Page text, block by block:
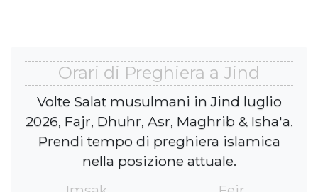
Orari di Preghiera a Jind
Volte Salat musulmani in Jind luglio
2026, Fajr, Dhuhr, Asr, Maghrib & Isha'a.
Prendi tempo di preghiera islamica
nella posizione attuale.